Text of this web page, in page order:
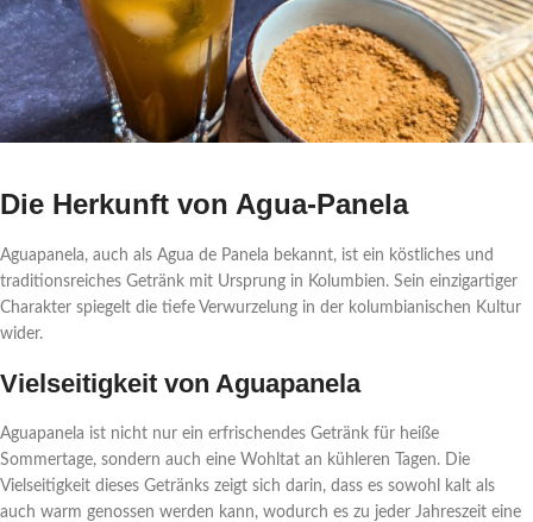
Die Herkunft von Agua-Panela
Aguapanela, auch als Agua de Panela bekannt, ist ein köstliches und
traditionsreiches Getränk mit Ursprung in Kolumbien. Sein einzigartiger
Charakter spiegelt die tiefe Verwurzelung in der kolumbianischen Kultur
wider.
Vielseitigkeit von Aguapanela
Aguapanela ist nicht nur ein erfrischendes Getränk für heiße
Sommertage, sondern auch eine Wohltat an kühleren Tagen. Die
Vielseitigkeit dieses Getränks zeigt sich darin, dass es sowohl kalt als
auch warm genossen werden kann, wodurch es zu jeder Jahreszeit eine